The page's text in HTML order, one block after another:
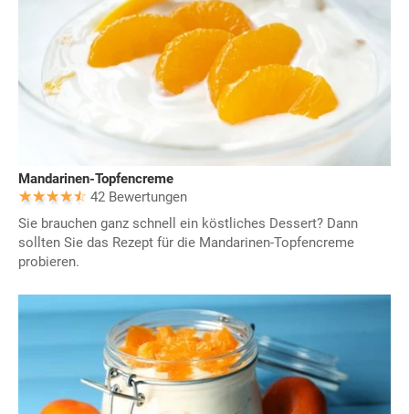
Mandarinen-Topfencreme
42 Bewertungen
Sie brauchen ganz schnell ein köstliches Dessert? Dann
sollten Sie das Rezept für die Mandarinen-Topfencreme
probieren.